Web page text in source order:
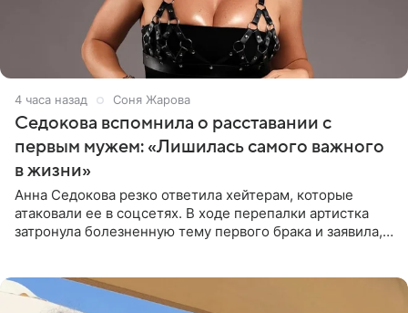
4 часа назад Соня Жарова
Седокова вспомнила о расставании с
первым мужем: «Лишилась самого важного
в жизни»
Анна Седокова резко ответила хейтерам, которые
атаковали ее в соцсетях. В ходе перепалки артистка
затронула болезненную тему первого брака и заявила,